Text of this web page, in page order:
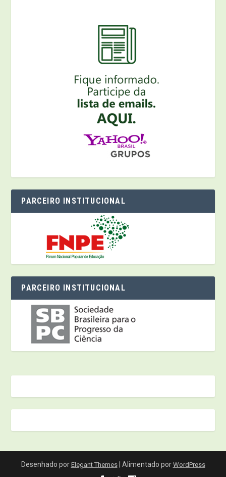
PARCEIRO INSTITUCIONAL
PARCEIRO INSTITUCIONAL
Desenhado por Elegant Themes| Alimentado por WordPress